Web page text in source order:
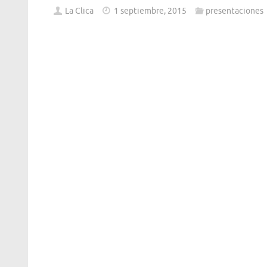
La Clica 1 septiembre, 2015 presentaciones